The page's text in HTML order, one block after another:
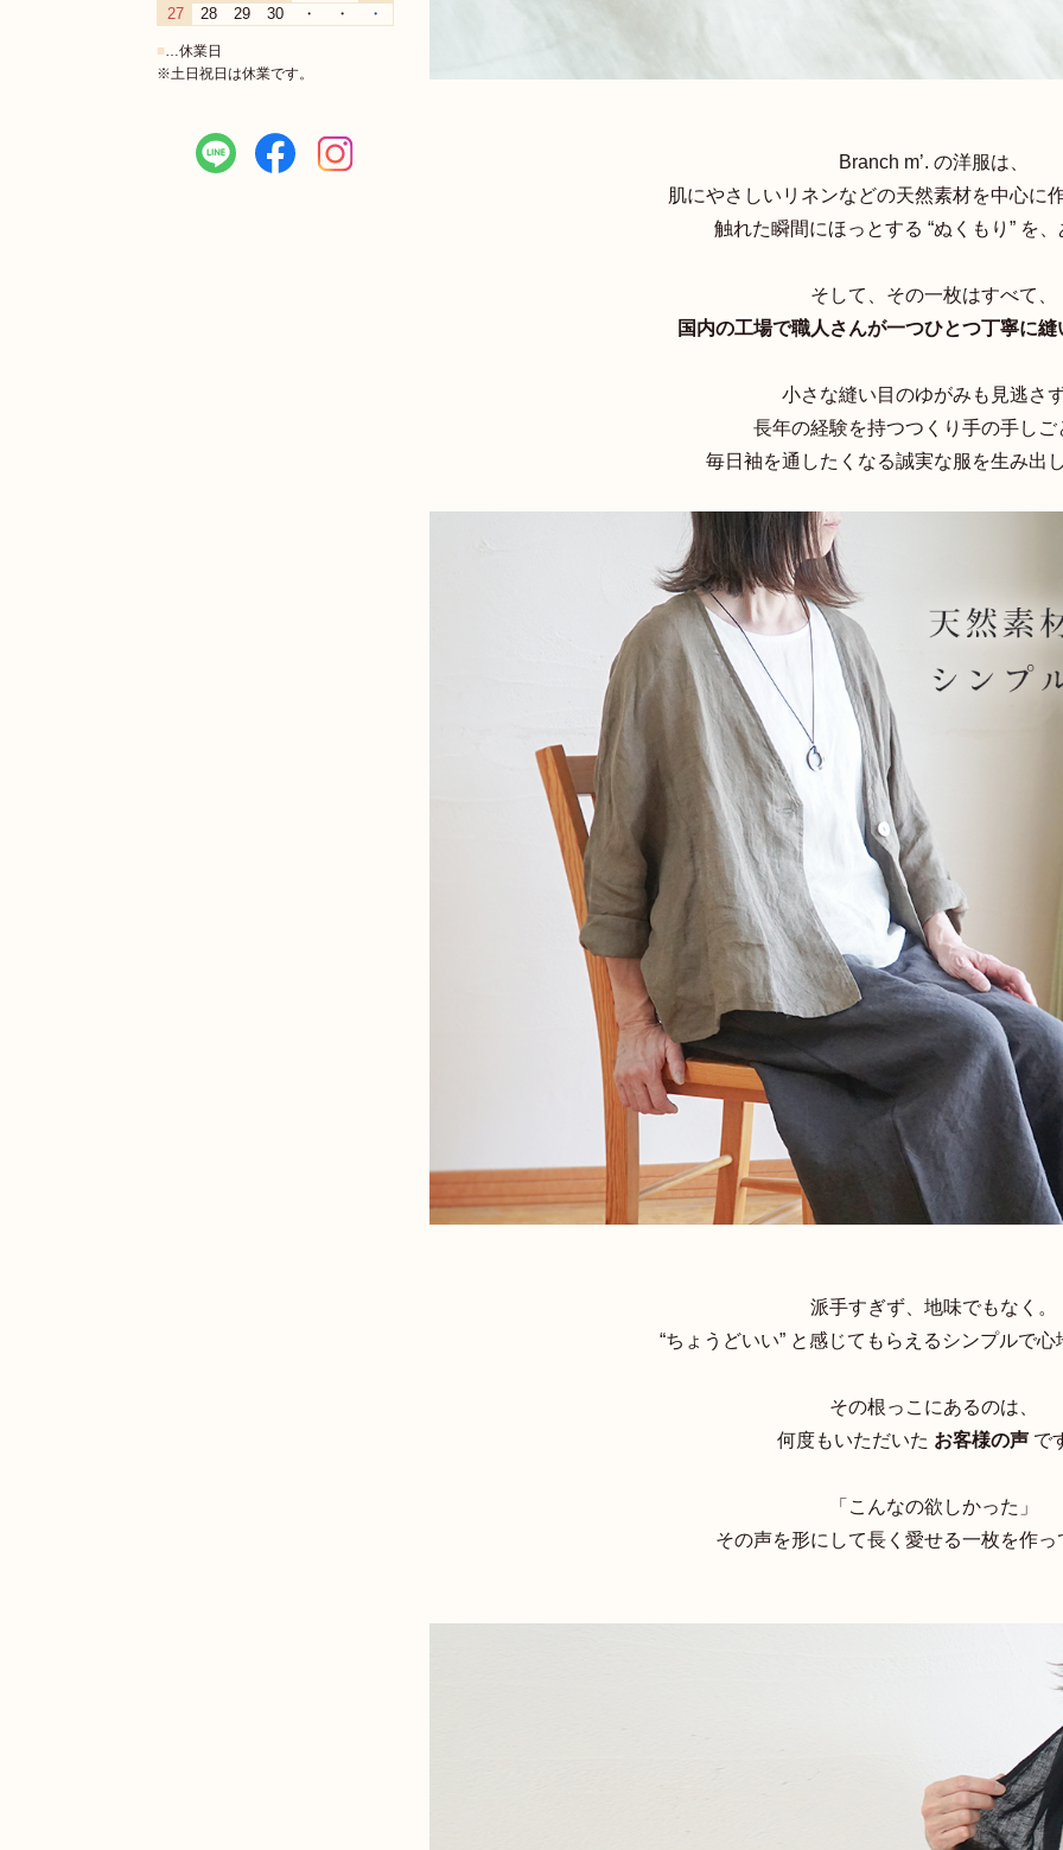
Branch m’. の洋服は、
肌にやさしいリネンなどの天然素材を中心に
触れた瞬間にほっとする “ぬくもり” を
そして、その一枚はすべて、
国内の工場で職人さんが一つひとつ丁寧に
小さな縫い目のゆがみも見逃さ
長年の経験を持つつくり手の手しご
毎日袖を通したくなる誠実な服を生み出
派手すぎず、地味でもなく。
“ちょうどいい” と感じてもらえるシンプルで
その根っこにあるのは、
何度もいただいた お客様の声 で
「こんなの欲しかった」
その声を形にして長く愛せる一枚を作っ
27
28 29 30 ・ ・ ・
■ …休業日
※土日祝日は休業です。